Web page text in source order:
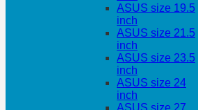
ASUS size 19.5
inch
ASUS size 21.5
inch
ASUS size 23.5
inch
ASUS size 24
inch
ASUS size 27